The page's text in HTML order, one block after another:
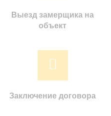
Выезд замерщика на
объект
Заключение договора